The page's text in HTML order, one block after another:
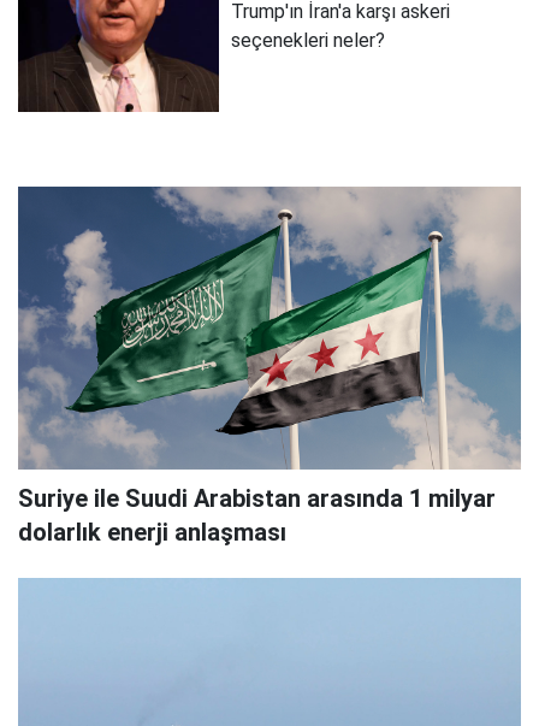
Trump'ın İran'a karşı askeri
seçenekleri neler?
Suriye ile Suudi Arabistan arasında 1 milyar
dolarlık enerji anlaşması